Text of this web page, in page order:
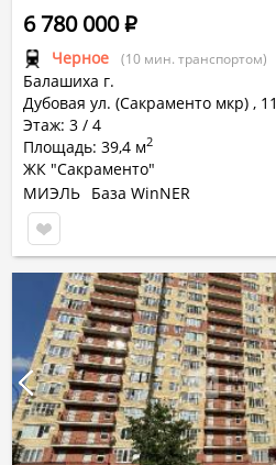
Черное (10 мин. транспортом)
Балашиха г.
Дубовая ул. (Сакраменто мкр) , 11
Этаж: 3 / 4
Площадь: 39,4 м2
ЖК "Сакраменто"
6 780 000Р
МИЭЛЬ База WinNER